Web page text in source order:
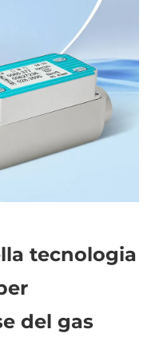
tecnologia
del gas